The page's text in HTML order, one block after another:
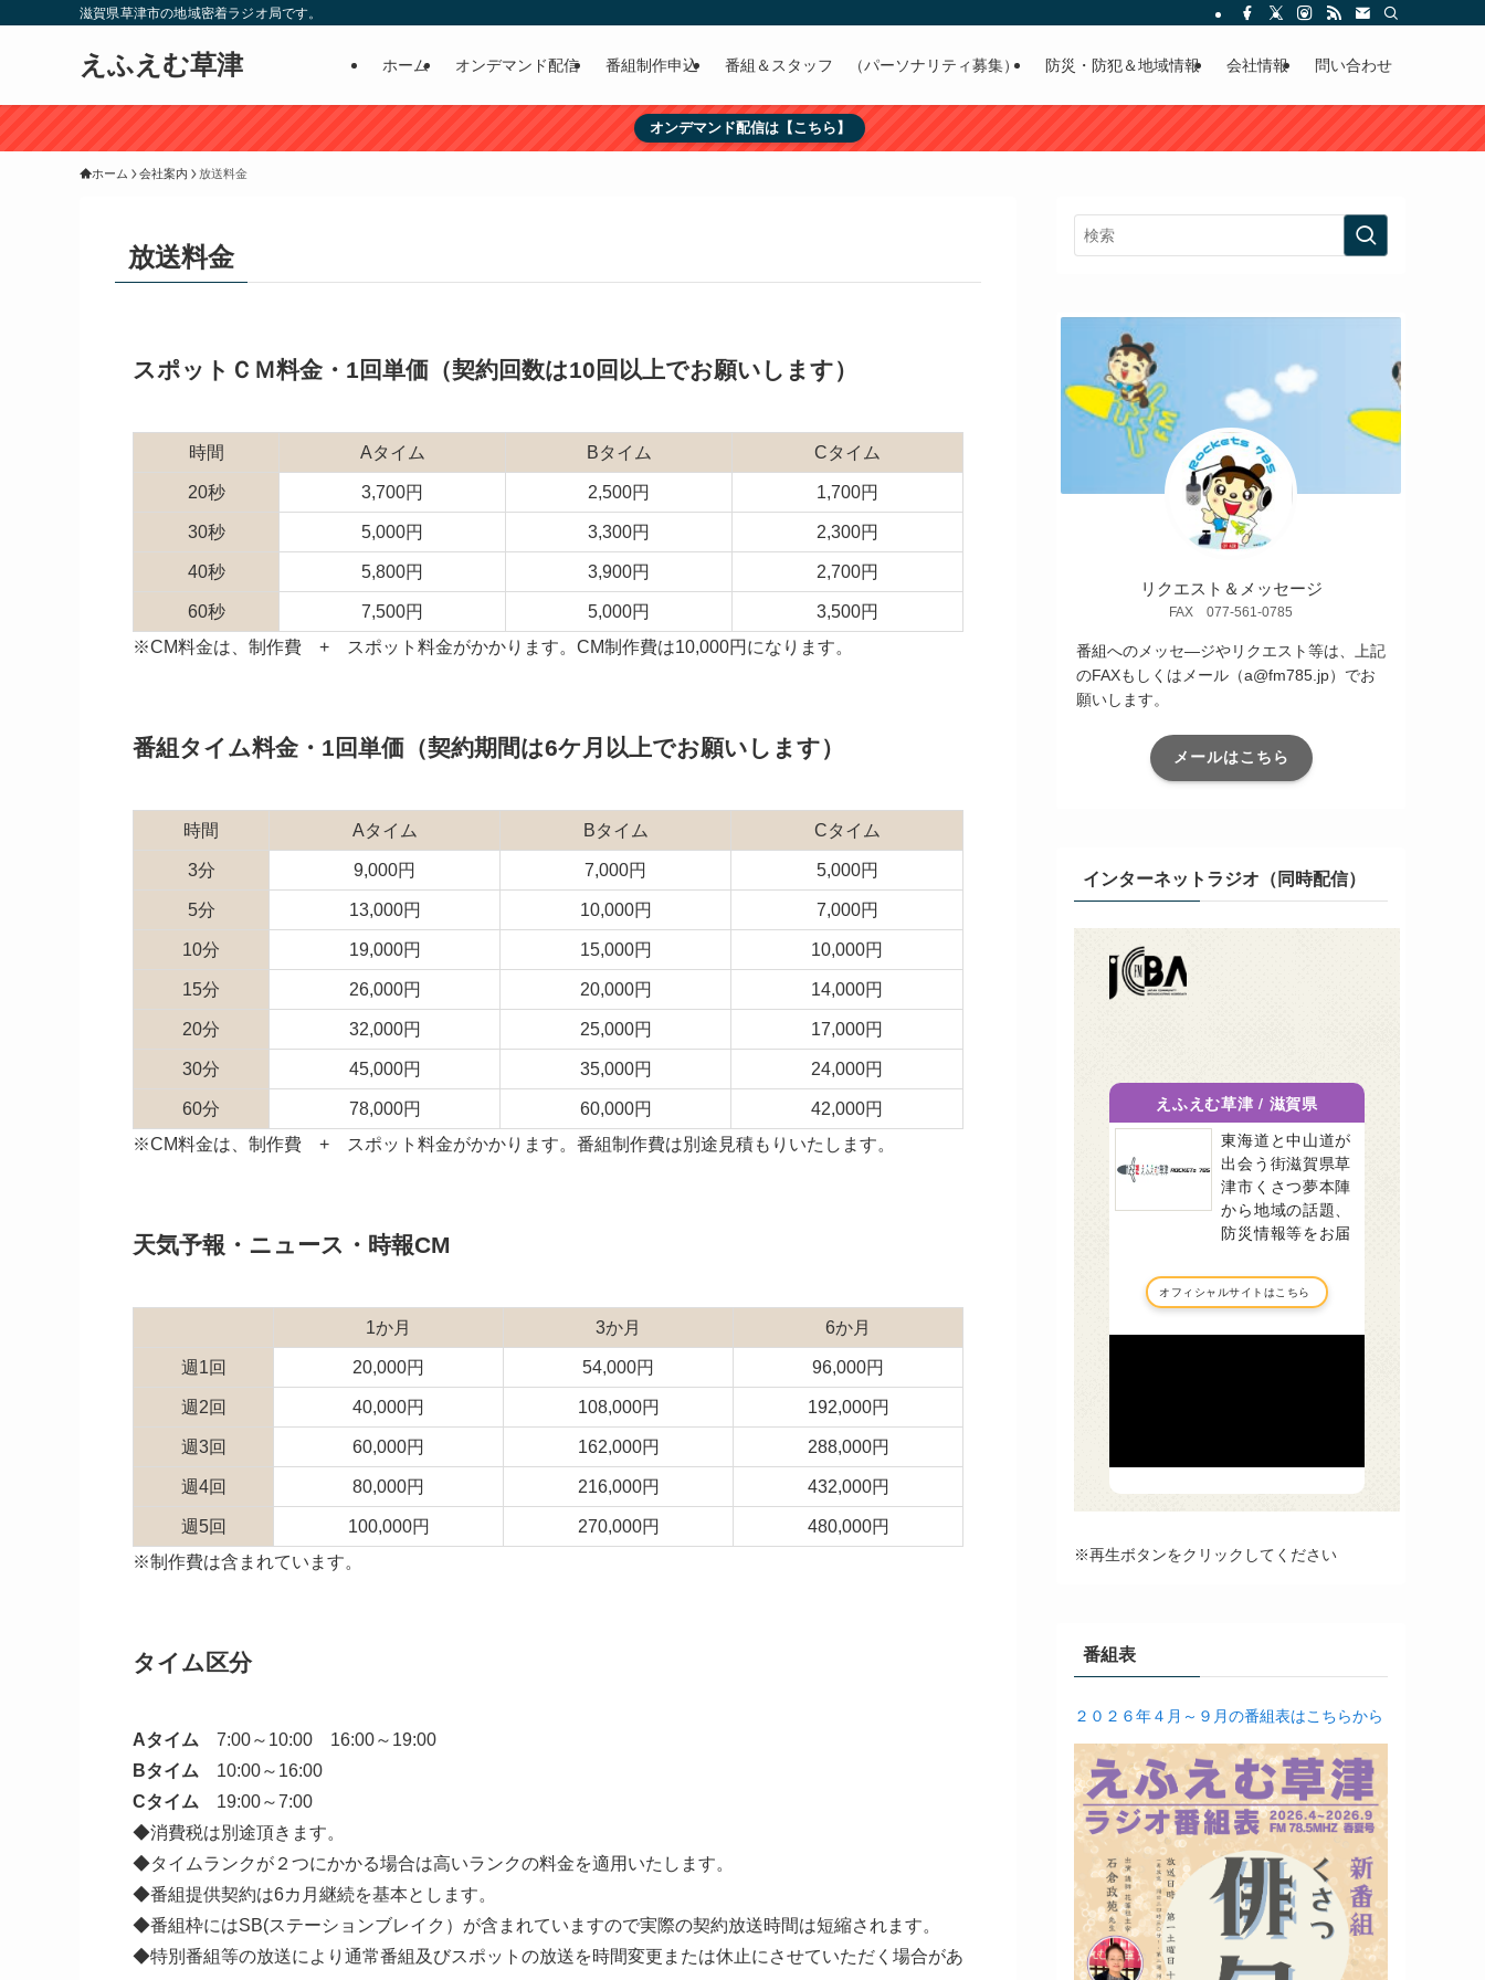
滋賀県草津市の地域密着ラジオ局です。
えふえむ草津 ホーム オンデマンド配信 番組制作申込 番組＆スタッフ （パーソナリティ募集） 防災・防犯＆地域情報 会社情報 問い合わせ
オンデマンド配信は【こちら】
ホーム 会社案内 放送料金
放送料金
スポットＣＭ料金・1回単価（契約回数は10回以上でお願いします）
時間 Aタイム Bタイム Cタイム
20秒 3,700円 2,500円 1,700円
30秒 5,000円 3,300円 2,300円
40秒 5,800円 3,900円 2,700円
60秒 7,500円 5,000円
3,500円
※CM料金は、制作費 + スポット料金がかかります。CM制作費は10,000円になります。
番組タイム料金・1回単価（契約期間は6ケ月以上でお願いします）
時間 Aタイム Bタイム Cタイム
3分 9,000円 7,000円 5,000円
5分 13,000円 10,000円 7,000円
10分 19,000円 15,000円 10,000円
15分 26,000円 20,000円 14,000円
20分 32,000円 25,000円 17,000円
30分 45,000円 35,000円 24,000円
60分 78,000円 60,000円
42,000円
※CM料金は、制作費 + スポット料金がかかります。番組制作費は別途見積もりいたします。
天気予報・ニュース・時報CM
1か月 3か月 6か月
週1回 20,000円 54,000円 96,000円
週2回 40,000円 108,000円 192,000円
週3回 60,000円 162,000円 288,000円
週4回 80,000円 216,000円 432,000円
週5回 100,000円 270,000円
480,000円
※制作費は含まれています。
タイム区分
Aタイム 7:00～10:00 16:00～19:00
Bタイム 10:00～16:00
Cタイム 19:00～7:00
◆消費税は別途頂きます。
◆タイムランクが２つにかかる場合は高いランクの料金を適用いたします。
◆番組提供契約は6カ月継続を基本とします。
◆番組枠にはSB(ステーションブレイク）が含まれていますので実際の契約放送時間は短縮されます。
◆特別番組等の放送により通常番組及びスポットの放送を時間変更または休止にさせていただく場合があ
リクエスト＆メッセージ
FAX 077-561-0785
番組へのメッセ―ジやリクエスト等は、上記
のFAXもしくはメール（a@fm785.jp）でお
願いします。
メールはこちら
インターネットラジオ（同時配信）
※再生ボタンをクリックしてください
番組表
２０２６年４月～９月の番組表はこちらから